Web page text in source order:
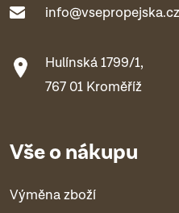
info@vsepropejska.cz
Hulínská 1799/1,
767 01 Kroměříž
Vše o nákupu
Výměna zboží